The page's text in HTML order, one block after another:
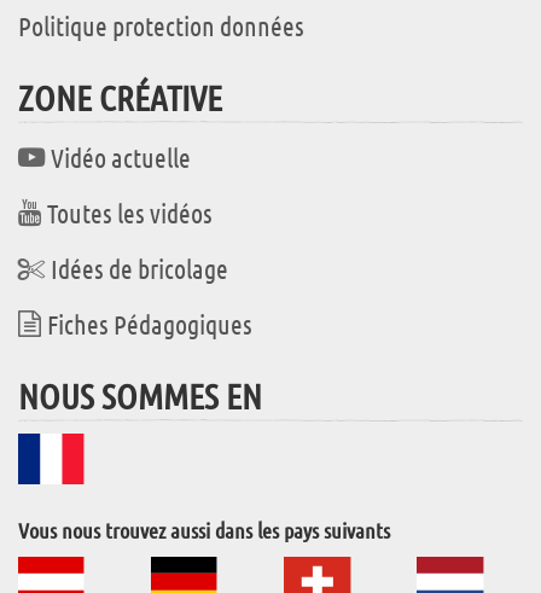
Politique protection données
ZONE CRÉATIVE
Vidéo actuelle
Toutes les vidéos
Idées de bricolage
Fiches Pédagogiques
NOUS SOMMES EN
Vous nous trouvez aussi dans les pays suivants